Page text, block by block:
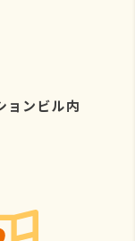
ンビル内